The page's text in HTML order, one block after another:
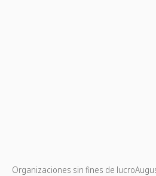
Organizaciones sin fines de lucro